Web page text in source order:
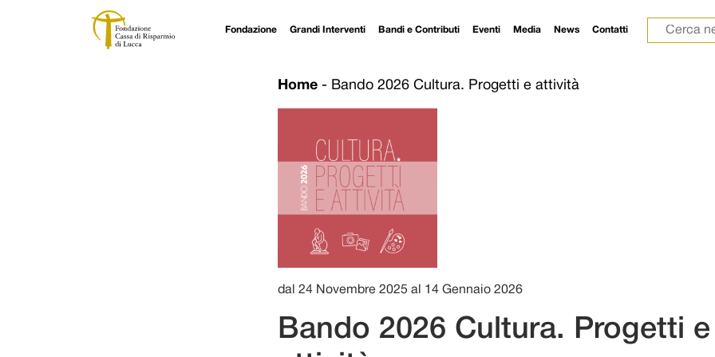
Navigazione principale
Fondazione Grandi Interventi Bandi e Contributi Eventi Media News Contatti Ricerca
Home - Bando 2026 Cultura. Progetti e attività
dal 24 Novembre 2025 al 14 Gennaio 2026
Bando 2026 Cultura. Progetti e